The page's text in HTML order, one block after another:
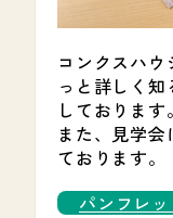
コンクスハ
っと詳しく
しております。
また、見学
ております。
パンフレ